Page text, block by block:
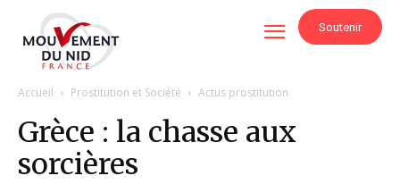
Soutenir
Accueil Prostitution et Société Actus prostitution
Grèce : la chasse aux
sorcières